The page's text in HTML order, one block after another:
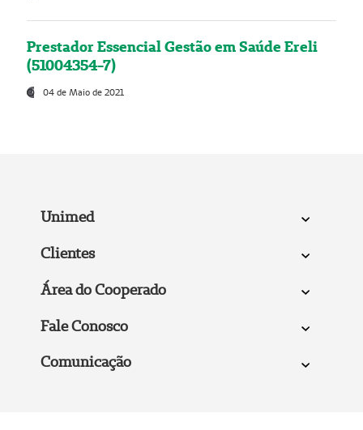
Prestador Essencial Gestão em Saúde Ereli
(51004354-7)
04 de Maio de 2021
Unimed
Clientes
Área do Cooperado
Fale Conosco
Comunicação